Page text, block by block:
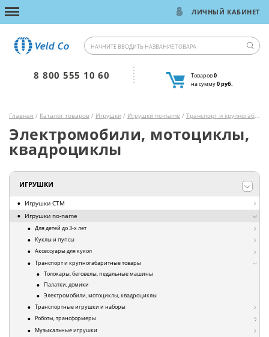
ЛИЧНЫЙ КАБИНЕТ
8 800 555 10 60 Товаров0
на сумму0 руб.
Главная / Каталог товаров / Игрушки / Игрушки no-name / Транспорт и крупногабаритные товары
Электромобили, мотоциклы,
квадроциклы
ИГРУШКИ
Игрушки СТМ
Игрушки no-name
Для детей до 3-х лет
Куклы и пупсы
Аксессуары для кукол
Транспорт и крупногабаритные товары
Толокары, беговелы, педальные машины
Палатки, домики
Электромобили, мотоциклы, квадроциклы
Транспортные игрушки и наборы
Роботы, трансформеры
Музыкальные игрушки